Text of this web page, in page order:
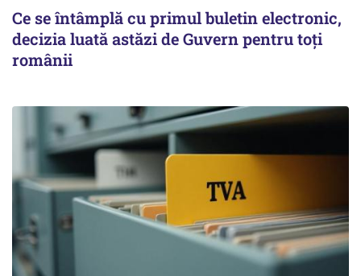
Ce se întâmplă cu primul buletin electronic,
decizia luată astăzi de Guvern pentru toți
românii